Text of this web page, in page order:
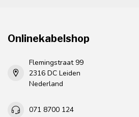
Onlinekabelshop
Flemingstraat 99
2316 DC Leiden
Nederland
071 8700 124